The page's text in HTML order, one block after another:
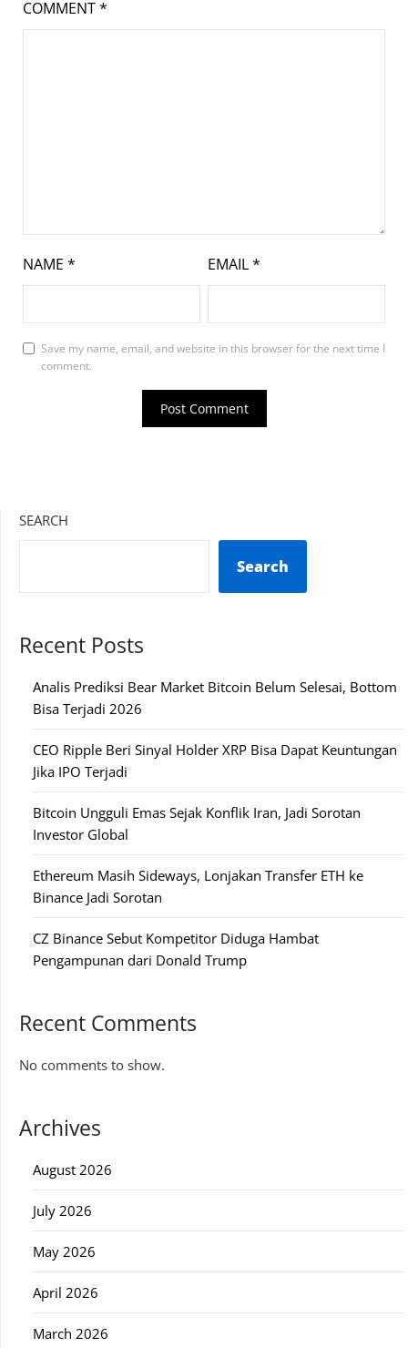
COMMENT*
NAME * EMAIL*
Save my name, email, and website in this browser for the next time I
comment.
SEARCH
Search
Recent Posts
Analis Prediksi Bear Market Bitcoin Belum Selesai, Bottom
Bisa Terjadi 2026
CEO Ripple Beri Sinyal Holder XRP Bisa Dapat Keuntungan
Jika IPO Terjadi
Bitcoin Ungguli Emas Sejak Konflik Iran, Jadi Sorotan
Investor Global
Ethereum Masih Sideways, Lonjakan Transfer ETH ke
Binance Jadi Sorotan
CZ Binance Sebut Kompetitor Diduga Hambat
Pengampunan dari Donald Trump
Recent Comments
No comments to show.
Archives
August 2026
July 2026
May 2026
April 2026
March 2026